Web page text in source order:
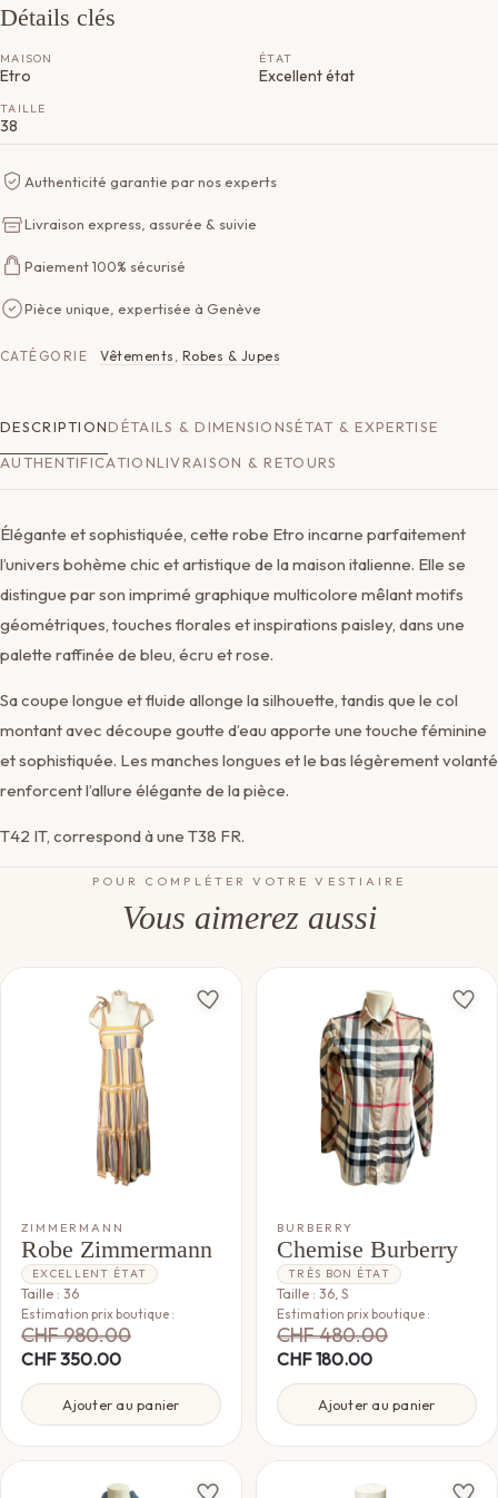
Détails clés
MAISON
Etro
ÉTAT
Excellent état
TAILLE
38
Authenticité garantie par nos experts
Livraison express, assurée & suivie
Paiement 100% sécurisé
Pièce unique, expertisée à Genève
CATÉGORIE Vêtements , Robes & Jupes
DESCRIPTIONDÉTAILS & DIMENSIONSÉTAT & EXPERTISE
AUTHENTIFICATIONLIVRAISON & RETOURS
Élégante et sophistiquée, cette robe Etro incarne parfaitement
l’univers bohème chic et artistique de la maison italienne. Elle se
distingue par son imprimé graphique multicolore mêlant motifs
géométriques, touches florales et inspirations paisley, dans une
palette raffinée de bleu, écru et rose.
Sa coupe longue et fluide allonge la silhouette, tandis que le col
montant avec découpe goutte d’eau apporte une touche féminine
et sophistiquée. Les manches longues et le bas légèrement volanté
renforcent l’allure élégante de la pièce.
T42 IT, correspond à une T38 FR.
POUR COMPLÉTER VOTRE VESTIAIRE
Vous aimerez aussi
ZIMMERMANN
Robe Zimmermann
EXCELLENT ÉTAT
Taille : 36
Estimation prix boutique :
CHF980.00
CHF350.00
Ajouter au panier
BURBERRY
Chemise Burberry
TRÈS BON ÉTAT
Taille : 36, S
Estimation prix boutique :
CHF480.00
CHF180.00
Ajouter au panier